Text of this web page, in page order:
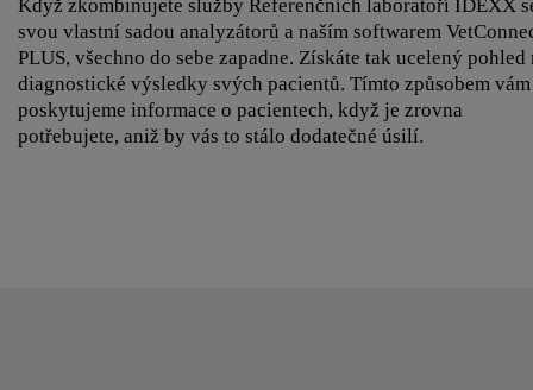
Když zkombinujete služby Referenčních laboratoří IDEXX
svou vlastní sadou analyzátorů a naším softwarem
PLUS, všechno do sebe zapadne. Získáte tak ucelený pohled
diagnostické výsledky svých pacientů. Tímto způsobem vám
poskytujeme informace o pacientech, když je zrovna
potřebujete, aniž by vás to stálo dodatečné úsilí.